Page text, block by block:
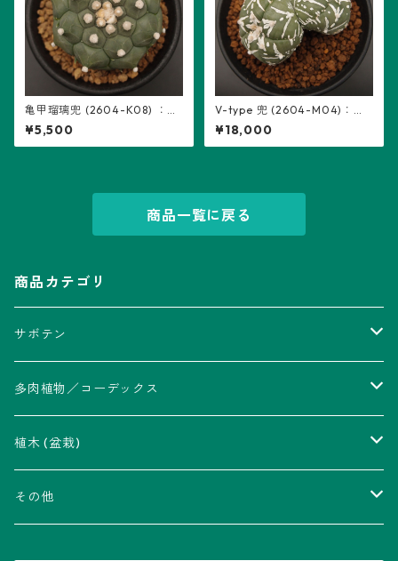
亀甲瑠璃兜 (2604-K08) ：ア
ストロフィツム属 ※実生
¥5,500
V-type 兜 (2604-M04)：ア
ストロフィツム属 ※実生、2頭
立ち、5稜
¥18,000
商品一覧に戻る
商品カテゴリ
サボテン
アストロフィツム属
瑠璃兜錦、兜丸錦
V-type兜
アリオカルプス属
ウィギンシア属
多肉植物／コーデックス
アカベ属
アロエ属
植木 (盆栽)
ムクロジ科：カエデ属
その他